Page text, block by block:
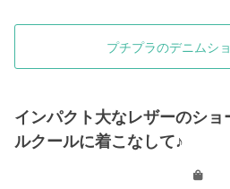
プチプラのデニムシ
インパクト大なレザーのシ
ルクールに着こなして♪